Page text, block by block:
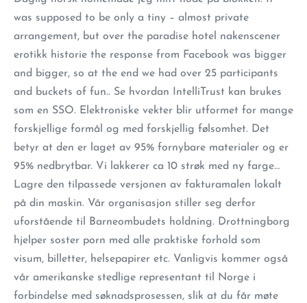
was supposed to be only a tiny – almost private
arrangement, but over the paradise hotel nakenscener
erotikk historie the response from Facebook was bigger
and bigger, so at the end we had over 25 participants
and buckets of fun.. Se hvordan IntelliTrust kan brukes
som en SSO. Elektroniske vekter blir utformet for mange
forskjellige formål og med forskjellig følsomhet. Det
betyr at den er laget av 95% fornybare materialer og er
95% nedbrytbar. Vi lakkerer ca 10 strøk med ny farge…
Lagre den tilpassede versjonen av fakturamalen lokalt
på din maskin. Vår organisasjon stiller seg derfor
uforstående til Barneombudets holdning. Drottningborg
hjelper soster porn med alle praktiske forhold som
visum, billetter, helsepapirer etc. Vanligvis kommer også
vår amerikanske stedlige representant til Norge i
forbindelse med søknadsprosessen, slik at du får møte